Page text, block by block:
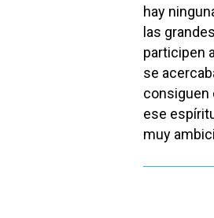
hay
las
participen
se
consiguen
ese
muy